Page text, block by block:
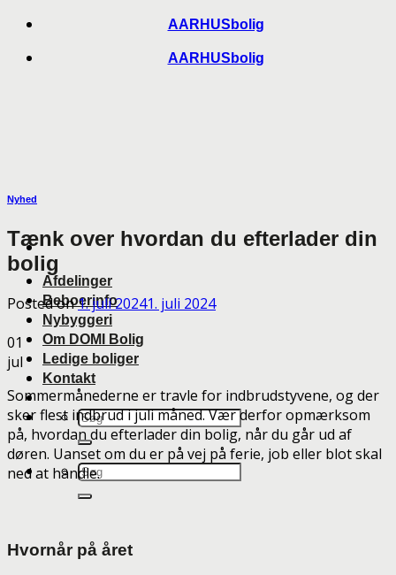
Skip
content
AARHUSbolig
AARHUSbolig
Afdelinger
Beboerinfo
Nybyggeri
Om DOMI Bolig
Ledige boliger
Kontakt
Nyhed
Tænk over hvordan du efterlader din
bolig
Posted on1. juli 20241. juli 2024
01
jul
Sommermånederne er travle for indbrudstyvene, og der
sker flest indbrud i juli måned. Vær derfor opmærksom
på, hvordan du efterlader din bolig, når du går ud af
døren. Uanset om du er på vej på ferie, job eller blot skal
ned at handle.
Hvornår på året